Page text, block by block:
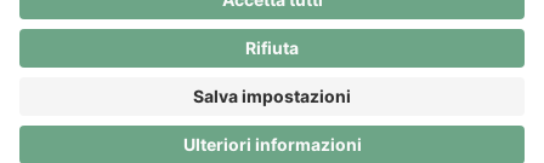
Clanq Basic (a 0 CHF) o continua con Premium a 5
CHF al mese.
Scarica l'app